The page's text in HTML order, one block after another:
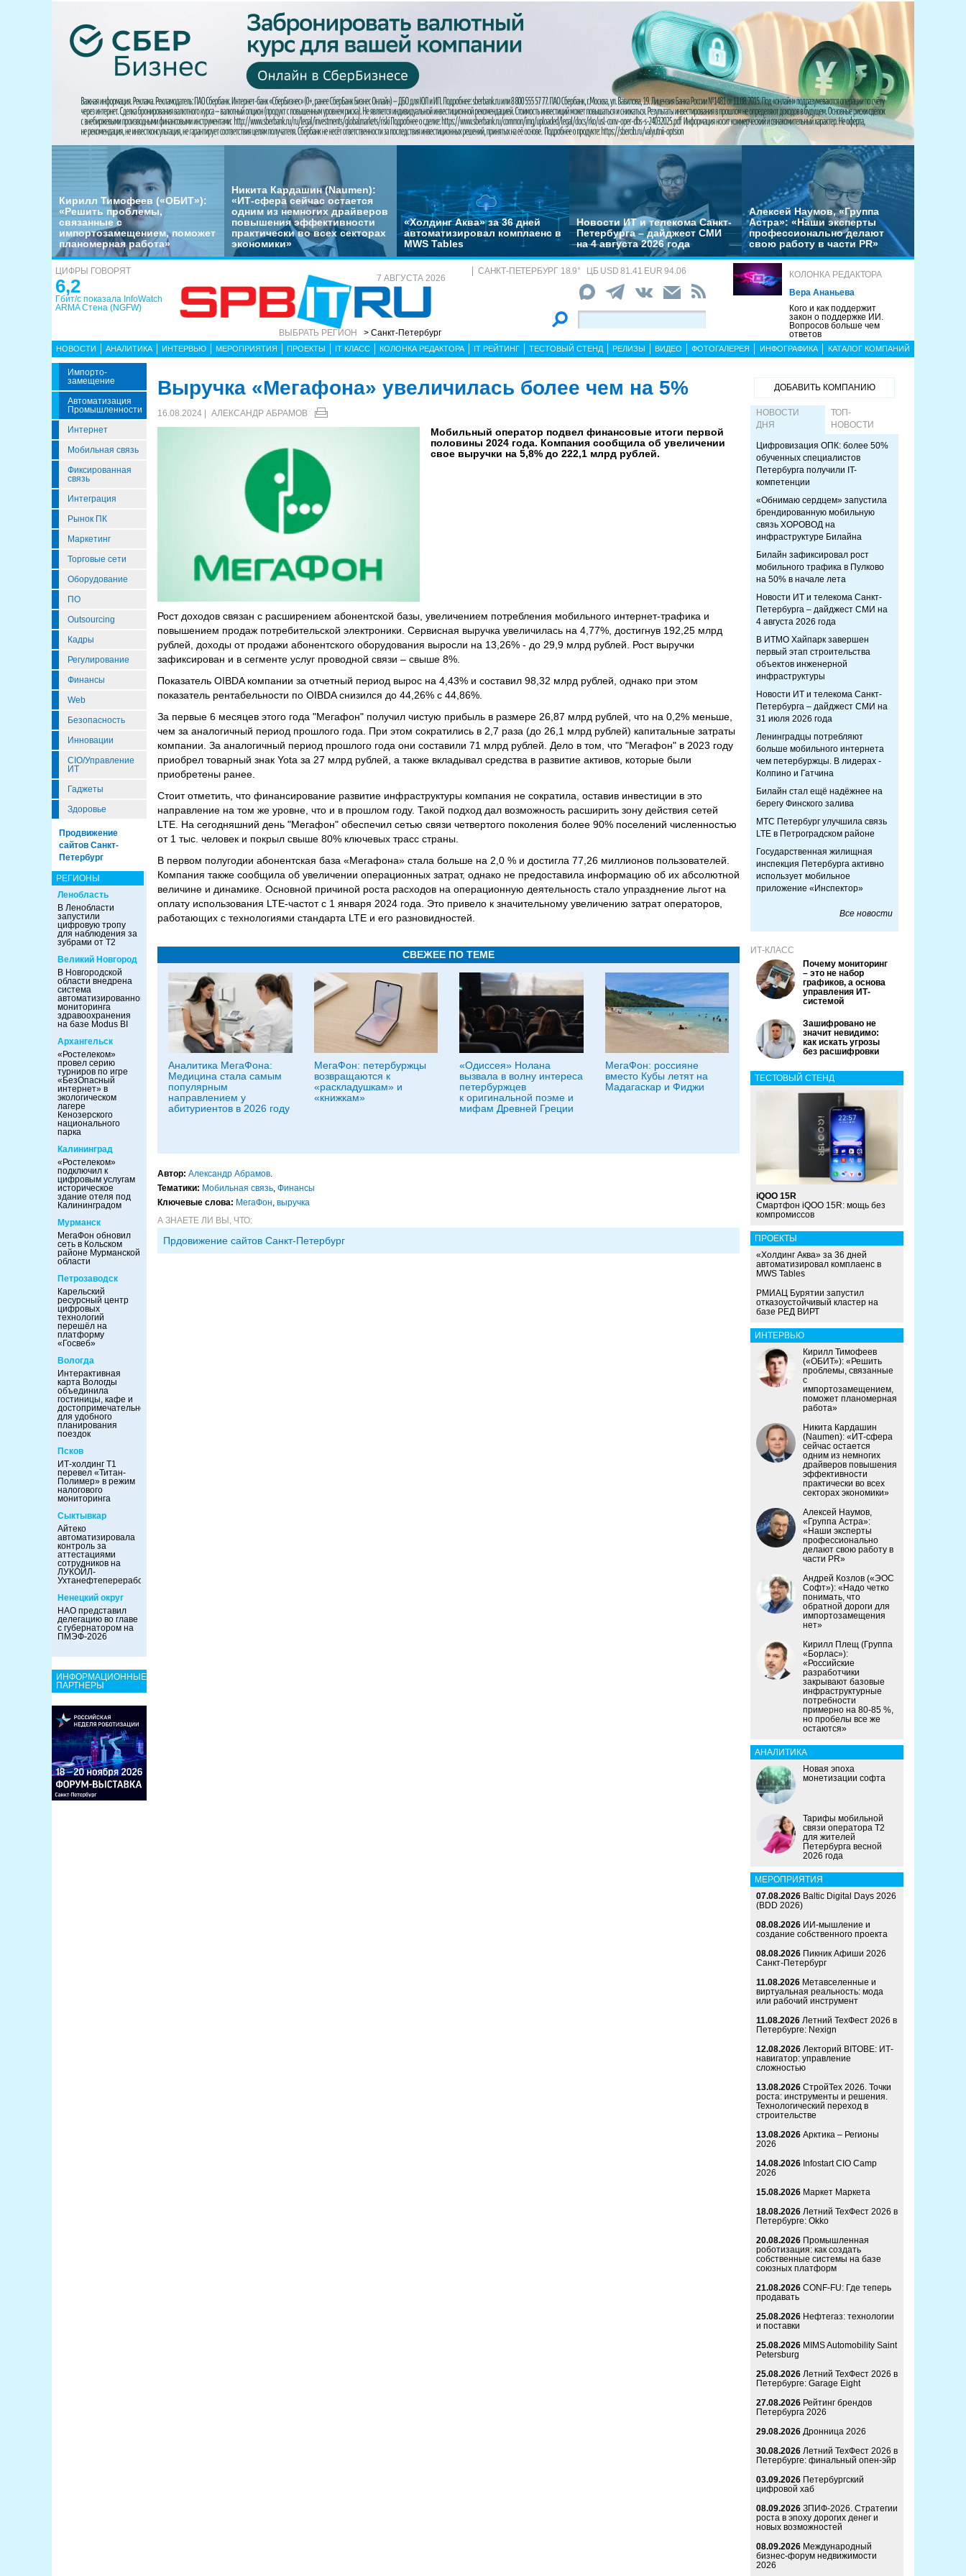
Кирилл Тимофеев («ОБИТ»):
«Решить проблемы,
связанные с
импортозамещением, поможет
планомерная работа»
Никита Кардашин (Naumen):
«ИТ-сфера сейчас остается
одним из немногих драйверов
повышения эффективности
практически во всех секторах
экономики»
«Холдинг Аква» за 36 дней
автоматизировал комплаенс в
MWS Tables
Новости ИТ и телекома Санкт-
Петербурга – дайджест СМИ
на 4 августа 2026 года
Алексей Наумов, «Группа
Астра»: «Наши эксперты
профессионально делают
свою работу в части PR»
ЦИФРЫ ГОВОРЯТ
6,2
Гбит/с показала InfoWatch
ARMA Стена (NGFW)
7 АВГУСТА 2026
ВЫБРАТЬ РЕГИОН > Санкт-Петербург
САНКТ-ПЕТЕРБУРГ 18.9° ЦБ USD 81.41 EUR 94.06
КОЛОНКА РЕДАКТОРА
Вера Ананьева
Кого и как поддержит
закон о поддержке ИИ.
Вопросов больше чем
ответов
НОВОСТИ АНАЛИТИКА ИНТЕРВЬЮ МЕРОПРИЯТИЯ ПРОЕКТЫ IT КЛАСС КОЛОНКА РЕДАКТОРА IT РЕЙТИНГ ТЕСТОВЫЙ СТЕНД РЕЛИЗЫ ВИДЕО ФОТОГАЛЕРЕЯ ИНФОГРАФИКА КАТАЛОГ КОМПАНИЙ
Импорто­
Замещение
Автоматизация
Промышленности
Интернет
Мобильная связь
Фиксированная
связь
Интеграция
Рынок ПК
Маркетинг
Торговые сети
Оборудование
ПО
Outsourcing
Кадры
Регулирование
Финансы
Web
Безопасность
Инновации
CIO/Управление
ИТ
Гаджеты
Здоровье
Продвижение
сайтов Санкт-
Петербург
РЕГИОНЫ
Ленобласть
В Ленобласти
запустили
цифровую тропу
для наблюдения за
зубрами от Т2
Великий Новгород
В Новгородской
области внедрена
система
автоматизированного
мониторинга
здравоохранения
на базе Modus BI
Архангельск
«Ростелеком»
провел серию
турниров по игре
«БезОпасный
интернет» в
экологическом
лагере
Кенозерского
национального
парка
Калининград
«Ростелеком»
подключил к
цифровым услугам
историческое
здание отеля под
Калининградом
Мурманск
МегаФон обновил
сеть в Кольском
районе Мурманской
области
Петрозаводск
Карельский
ресурсный центр
цифровых
технологий
перешёл на
платформу
«Госвеб»
Вологда
Интерактивная
карта Вологды
объединила
гостиницы, кафе и
достопримечательности
для удобного
планирования
поездок
Псков
ИТ-холдинг Т1
перевел «Титан-
Полимер» в режим
налогового
мониторинга
Сыктывкар
Айтеко
автоматизировала
контроль за
аттестациями
сотрудников на
ЛУКОЙЛ-
Ухтанефтепереработка
Ненецкий округ
НАО представил
делегацию во главе
с губернатором на
ПМЭФ-2026
ИНФОРМАЦИОННЫЕ
ПАРТНЕРЫ
Выручка «Мегафона» увеличилась более чем на 5%
16.08.2024 | АЛЕКСАНДР АБРАМОВ
Мобильный оператор подвел финансовые итоги первой
половины 2024 года. Компания сообщила об увеличении
свое выручки на 5,8% до 222,1 млрд рублей.
Рост доходов связан с расширением абонентской базы, увеличением потребления мобильного интернет-трафика и
повышением продаж потребительской электроники. Сервисная выручка увеличилась на 4,77%, достигнув 192,25 млрд
рублей, доходы от продажи абонентского оборудования выросли на 13,26% - до 29,9 млрд рублей. Рост выручки
зафиксирован и в сегменте услуг проводной связи – свыше 8%.
Показатель OIBDA компании за отчетный период вырос на 4,43% и составил 98,32 млрд рублей, однако при этом
показатель рентабельности по OIBDA снизился до 44,26% с 44,86%.
За первые 6 месяцев этого года "Мегафон" получил чистую прибыль в размере 26,87 млрд рублей, что на 0,2% меньше,
чем за аналогичный период прошлого года. При этом сократились в 2,7 раза (до 26,1 млрд рублей) капитальные затраты
компании. За аналогичный период прошлого года они составили 71 млрд рублей. Дело в том, что "Мегафон" в 2023 году
приобрел товарный знак Yota за 27 млрд рублей, а также вкладывал средства в развитие активов, которые были
приобретены ранее.
Стоит отметить, что финансирование развитие инфраструктуры компания не сократила, оставив инвестиции в это
направление на том же уровне, что и в прошлом году. Такой подход дал возможность расширить зону действия сетей
LTE. На сегодняшний день "Мегафон" обеспечил сетью связи четвертого поколения более 90% поселений численностью
от 1 тыс. человек и покрыл свыше 80% ключевых трасс страны.
В первом полугодии абонентская база «Мегафона» стала больше на 2,0 % и достигла 77,26 миллионов пользователей.
Компания также сообщила об увеличении операционных затрат, однако не предоставила информацию об их абсолютной
величине и динамике. Основной причиной роста расходов на операционную деятельность стало упразднение льгот на
оплату использования LTE-частот с 1 января 2024 года. Это привело к значительному увеличению затрат операторов,
работающих с технологиями стандарта LTE и его разновидностей.
СВЕЖЕЕ ПО ТЕМЕ
Аналитика МегаФона:
Медицина стала самым
популярным
направлением у
абитуриентов в 2026 году
МегаФон: петербуржцы
возвращаются к
«раскладушкам» и
«книжкам»
«Одиссея» Нолана
вызвала в волну интереса
петербуржцев
к оригинальной поэме и
мифам Древней Греции
МегаФон: россияне
вместо Кубы летят на
Мадагаскар и Фиджи
Автор: Александр Абрамов.
Тематики: Мобильная связь, Финансы
Ключевые слова: МегаФон, выручка
А ЗНАЕТЕ ЛИ ВЫ, ЧТО:
Прдовижение сайтов Санкт-Петербург
ДОБАВИТЬ КОМПАНИЮ
НОВОСТИ
ДНЯ
ТОП-
НОВОСТИ
Цифровизация ОПК: более 50%
обученных специалистов
Петербурга получили IT-
компетенции
«Обнимаю сердцем» запустила
брендированную мобильную
связь ХОРОВОД на
инфраструктуре Билайна
Билайн зафиксировал рост
мобильного трафика в Пулково
на 50% в начале лета
Новости ИТ и телекома Санкт-
Петербурга – дайджест СМИ на
4 августа 2026 года
В ИТМО Хайпарк завершен
первый этап строительства
объектов инженерной
инфраструктуры
Новости ИТ и телекома Санкт-
Петербурга – дайджест СМИ на
31 июля 2026 года
Ленинградцы потребляют
больше мобильного интернета
чем петербуржцы. В лидерах -
Колпино и Гатчина
Билайн стал ещё надёжнее на
берегу Финского залива
МТС Петербург улучшила связь
LTE в Петроградском районе
Государственная жилищная
инспекция Петербурга активно
использует мобильное
приложение «Инспектор»
Все новости
ИТ-КЛАСС
Почему мониторинг
– это не набор
графиков, а основа
управления ИТ-
системой
Зашифровано не
значит невидимо:
как искать угрозы
без расшифровки
ТЕСТОВЫЙ СТЕНД
iQOO 15R
Смартфон iQOO 15R: мощь без
компромиссов
ПРОЕКТЫ
«Холдинг Аква» за 36 дней
автоматизировал комплаенс в
MWS Tables
РМИАЦ Бурятии запустил
отказоустойчивый кластер на
базе РЕД ВИРТ
ИНТЕРВЬЮ
Кирилл Тимофеев
(«ОБИТ»): «Решить
проблемы, связанные
с
импортозамещением,
поможет планомерная
работа»
Никита Кардашин
(Naumen): «ИТ-сфера
сейчас остается
одним из немногих
драйверов повышения
эффективности
практически во всех
секторах экономики»
Алексей Наумов,
«Группа Астра»:
«Наши эксперты
профессионально
делают свою работу в
части PR»
Андрей Козлов («ЭОС
Софт»): «Надо четко
понимать, что
обратной дороги для
импортозамещения
нет»
Кирилл Плещ (Группа
«Борлас»):
«Российские
разработчики
закрывают базовые
инфраструктурные
потребности
примерно на 80-85 %,
но пробелы все же
остаются»
АНАЛИТИКА
Новая эпоха
монетизации софта
Тарифы мобильной
связи оператора Т2
для жителей
Петербурга весной
2026 года
МЕРОПРИЯТИЯ
07.08.2026 Baltic Digital Days 2026
(BDD 2026)
08.08.2026 ИИ-мышление и
создание собственного проекта
08.08.2026 Пикник Афиши 2026
Санкт-Петербург
11.08.2026 Метавселенные и
виртуальная реальность: мода
или рабочий инструмент
11.08.2026 Летний ТехФест 2026 в
Петербурге: Nexign
12.08.2026 Лекторий BITOBE: ИТ-
навигатор: управление
сложностью
13.08.2026 СтройТех 2026. Точки
роста: инструменты и решения.
Технологический переход в
строительстве
13.08.2026 Арктика – Регионы
2026
14.08.2026 Infostart CIO Camp
2026
15.08.2026 Маркет Маркета
18.08.2026 Летний ТехФест 2026 в
Петербурге: Okko
20.08.2026 Промышленная
роботизация: как создать
собственные системы на базе
союзных платформ
21.08.2026 CONF-FU: Где теперь
продавать
25.08.2026 Нефтегаз: технологии
и поставки
25.08.2026 MIMS Automobility Saint
Petersburg
25.08.2026 Летний ТехФест 2026 в
Петербурге: Garage Eight
27.08.2026 Рейтинг брендов
Петербурга 2026
29.08.2026 Дронница 2026
30.08.2026 Летний ТехФест 2026 в
Петербурге: финальный опен-эйр
03.09.2026 Петербургский
цифровой хаб
08.09.2026 ЗПИФ-2026. Стратегии
роста в эпоху дорогих денег и
новых возможностей
08.09.2026 Международный
бизнес-форум недвижимости
2026